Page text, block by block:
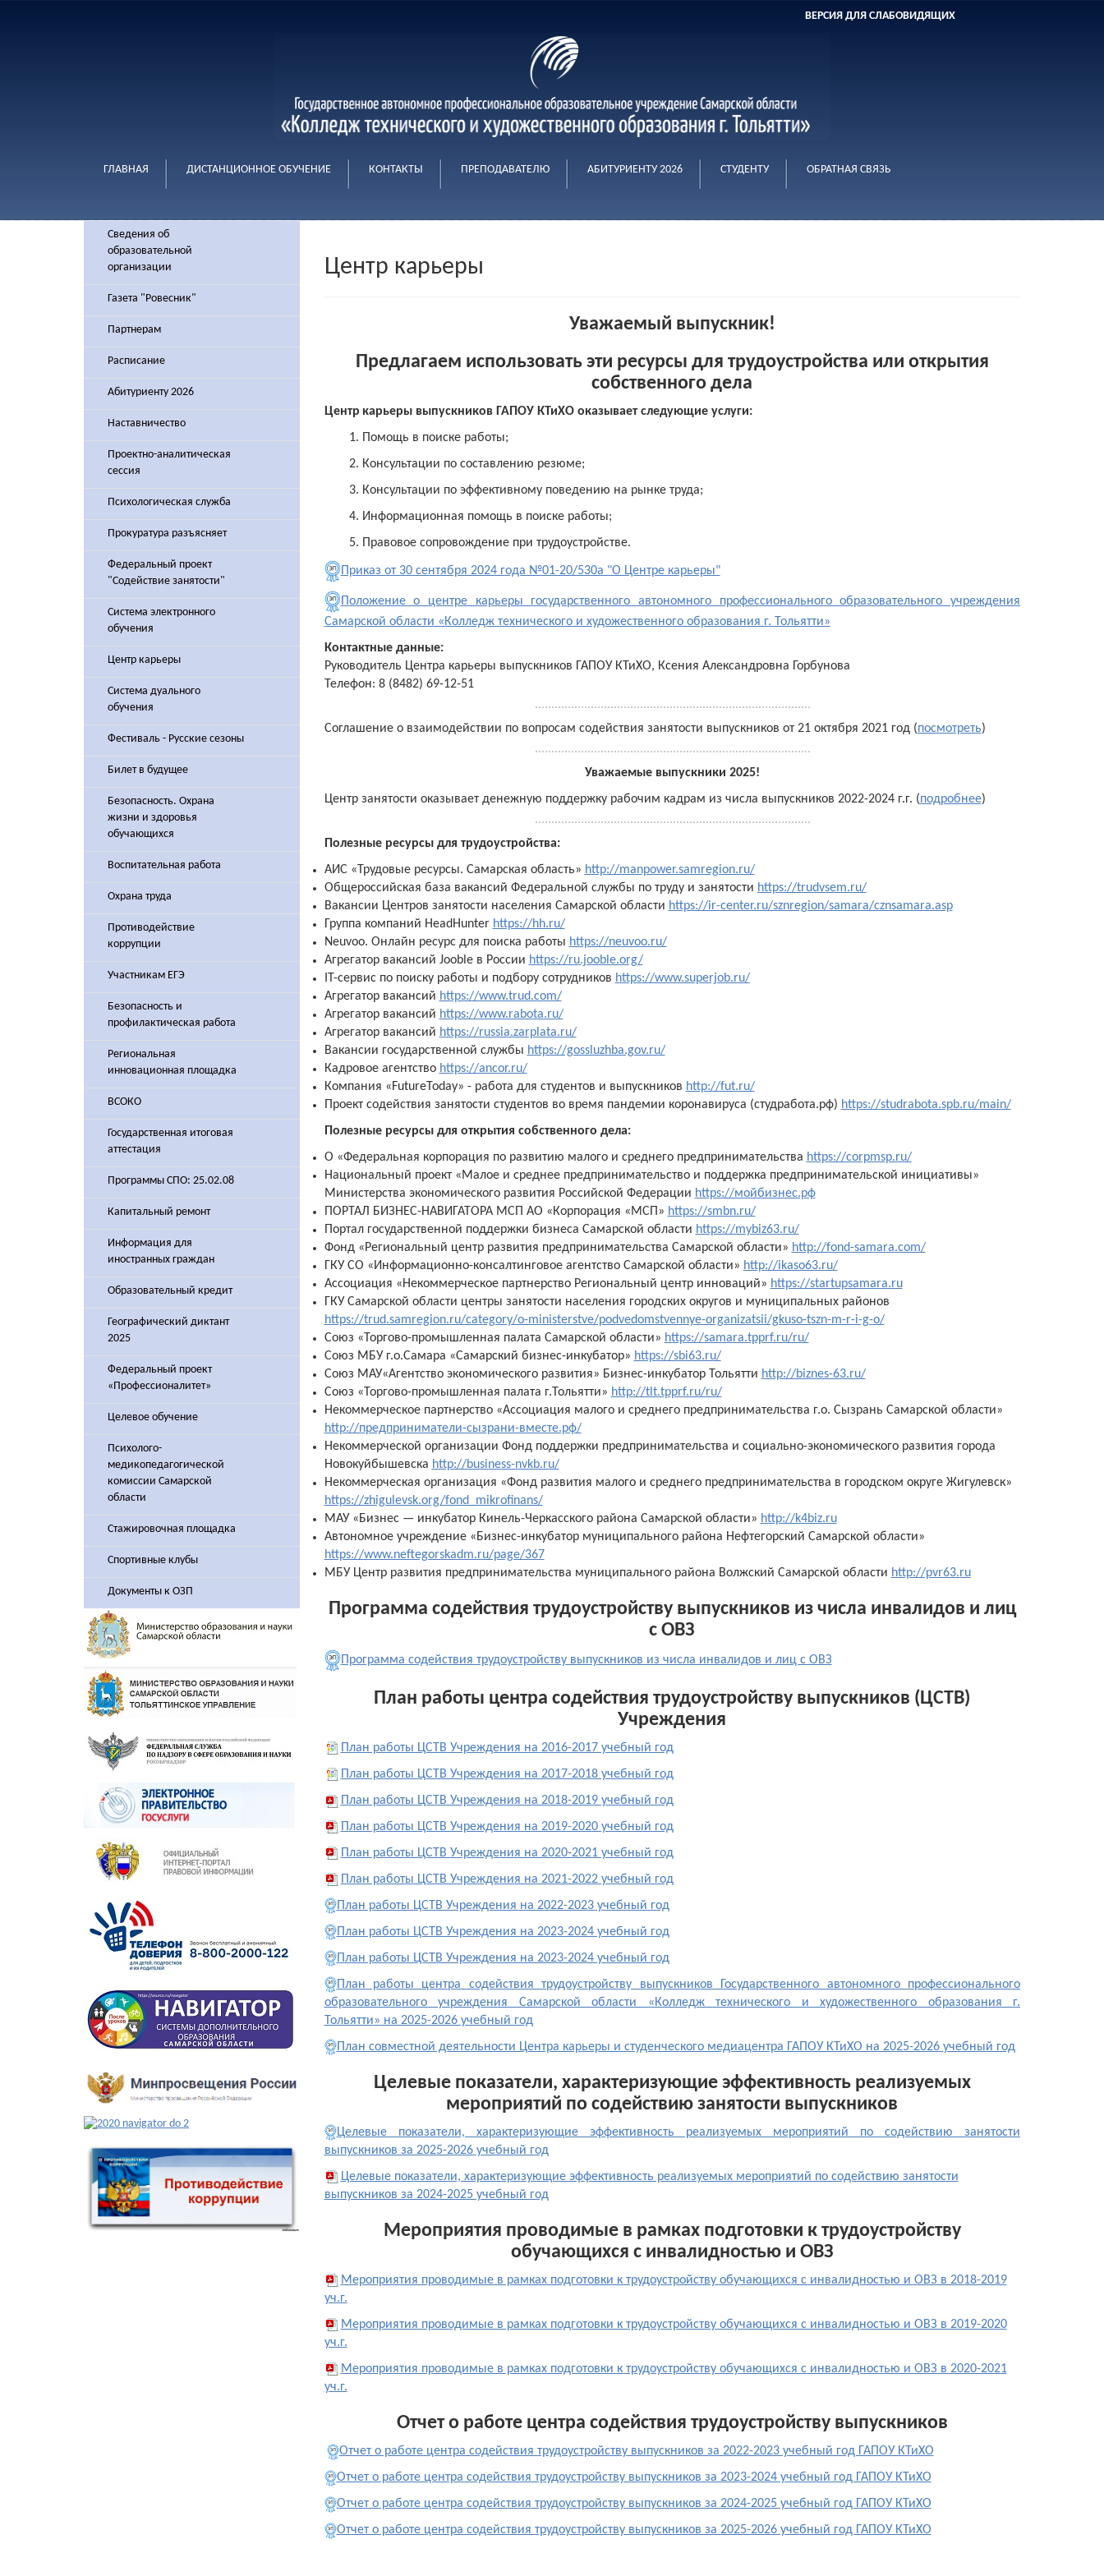
ВЕРСИЯ ДЛЯ СЛАБОВИДЯЩИХ
ГЛАВНАЯ ДИСТАНЦИОННОЕ ОБУЧЕНИЕ КОНТАКТЫ ПРЕПОДАВАТЕЛЮ АБИТУРИЕНТУ 2026 СТУДЕНТУ ОБРАТНАЯ СВЯЗЬ
Сведения об
образовательной
организации
Газета "Ровесник"
Партнерам
Расписание
Абитуриенту 2026
Наставничество
Проектно-аналитическая
сессия
Психологическая служба
Прокуратура разъясняет
Федеральный проект
"Содействие занятости"
Система электронного
обучения
Центр карьеры
Система дуального
обучения
Фестиваль - Русские сезоны
Билет в будущее
Безопасность. Охрана
жизни и здоровья
обучающихся
Воспитательная работа
Охрана труда
Противодействие
коррупции
Участникам ЕГЭ
Безопасность и
профилактическая работа
Региональная
инновационная площадка
ВСОКО
Государственная итоговая
аттестация
Программы СПО: 25.02.08
Капитальный ремонт
Информация для
иностранных граждан
Образовательный кредит
Географический диктант
2025
Федеральный проект
«Профессионалитет»
Целевое обучение
Психолого-
медикопедагогической
комиссии Самарской
области
Стажировочная площадка
Спортивные клубы
Документы к ОЗП
Центр карьеры
Уважаемый выпускник!
Предлагаем использовать эти ресурсы для трудоустройства или открытия
собственного дела
Центр карьеры выпускников ГАПОУ КТиХО оказывает следующие услуги:
1. Помощь в поиске работы;
2. Консультации по составлению резюме;
3. Консультации по эффективному поведению на рынке труда;
4. Информационная помощь в поиске работы;
5. Правовое сопровождение при трудоустройстве.
Приказ от 30 сентября 2024 года №01-20/530а "О Центре карьеры"
Положение о центре карьеры государственного автономного профессионального образовательного учреждения
Самарской области «Колледж технического и художественного образования г. Тольятти»
Контактные данные:
Руководитель Центра карьеры выпускников ГАПОУ КТиХО, Ксения Александровна Горбунова
Телефон: 8 (8482) 69-12-51
Соглашение о взаимодействии по вопросам содействия занятости выпускников от 21 октября 2021 год (посмотреть)
Уважаемые выпускники 2025!
Центр занятости оказывает денежную поддержку рабочим кадрам из числа выпускников 2022-2024 г.г. (подробнее)
Полезные ресурсы для трудоустройства:
АИС «Трудовые ресурсы. Самарская область» http://manpower.samregion.ru/
Общероссийская база вакансий Федеральной службы по труду и занятости https://trudvsem.ru/
Вакансии Центров занятости населения Самарской области https://ir-center.ru/sznregion/samara/cznsamara.asp
Группа компаний HeadHunter https://hh.ru/
Neuvoo. Онлайн ресурс для поиска работы https://neuvoo.ru/
Агрегатор вакансий Jooble в России https://ru.jooble.org/
IT-сервис по поиску работы и подбору сотрудников https://www.superjob.ru/
Агрегатор вакансий https://www.trud.com/
Агрегатор вакансий https://www.rabota.ru/
Агрегатор вакансий https://russia.zarplata.ru/
Вакансии государственной службы https://gossluzhba.gov.ru/
Кадровое агентство https://ancor.ru/
Компания «FutureToday» - работа для студентов и выпускников http://fut.ru/
Проект содействия занятости студентов во время пандемии коронавируса (студработа.рф) https://studrabota.spb.ru/main/
Полезные ресурсы для открытия собственного дела:
О «Федеральная корпорация по развитию малого и среднего предпринимательства https://corpmsp.ru/
Национальный проект «Малое и среднее предпринимательство и поддержка предпринимательской инициативы»
Министерства экономического развития Российской Федерации https://мойбизнес.рф
ПОРТАЛ БИЗНЕС-НАВИГАТОРА МСП АО «Корпорация «МСП» https://smbn.ru/
Портал государственной поддержки бизнеса Самарской области https://mybiz63.ru/
Фонд «Региональный центр развития предпринимательства Самарской области» http://fond-samara.com/
ГКУ СО «Информационно-консалтинговое агентство Самарской области» http://ikaso63.ru/
Ассоциация «Некоммерческое партнерство Региональный центр инноваций» https://startupsamara.ru
ГКУ Самарской области центры занятости населения городских округов и муниципальных районов
https://trud.samregion.ru/category/o-ministerstve/podvedomstvennye-organizatsii/gkuso-tszn-m-r-i-g-o/
Союз «Торгово-промышленная палата Самарской области» https://samara.tpprf.ru/ru/
Союз МБУ г.о.Самара «Самарский бизнес-инкубатор» https://sbi63.ru/
Союз МАУ«Агентство экономического развития» Бизнес-инкубатор Тольятти http://biznes-63.ru/
Союз «Торгово-промышленная палата г.Тольятти» http://tlt.tpprf.ru/ru/
Некоммерческое партнерство «Ассоциация малого и среднего предпринимательства г.о. Сызрань Самарской области»
http://предприниматели-сызрани-вместе.рф/
Некоммерческой организации Фонд поддержки предпринимательства и социально-экономического развития города
Новокуйбышевска http://business-nvkb.ru/
Некоммерческая организация «Фонд развития малого и среднего предпринимательства в городском округе Жигулевск»
https://zhigulevsk.org/fond_mikrofinans/
МАУ «Бизнес — инкубатор Кинель-Черкасского района Самарской области» http://k4biz.ru
Автономное учреждение «Бизнес-инкубатор муниципального района Нефтегорский Самарской области»
https://www.neftegorskadm.ru/page/367
МБУ Центр развития предпринимательства муниципального района Волжский Самарской области http://pvr63.ru
Программа содействия трудоустройству выпускников из числа инвалидов и лиц
с ОВЗ
Программа содействия трудоустройству выпускников из числа инвалидов и лиц с ОВЗ
План работы центра содействия трудоустройству выпускников (ЦСТВ)
Учреждения
План работы ЦСТВ Учреждения на 2016-2017 учебный год
План работы ЦСТВ Учреждения на 2017-2018 учебный год
План работы ЦСТВ Учреждения на 2018-2019 учебный год
План работы ЦСТВ Учреждения на 2019-2020 учебный год
План работы ЦСТВ Учреждения на 2020-2021 учебный год
План работы ЦСТВ Учреждения на 2021-2022 учебный год
План работы ЦСТВ Учреждения на 2022-2023 учебный год
План работы ЦСТВ Учреждения на 2023-2024 учебный год
План работы ЦСТВ Учреждения на 2023-2024 учебный год
План работы центра содействия трудоустройству выпускников Государственного автономного профессионального
образовательного учреждения Самарской области «Колледж технического и художественного образования г.
Тольятти» на 2025-2026 учебный год
План совместной деятельности Центра карьеры и студенческого медиацентра ГАПОУ КТиХО на 2025-2026 учебный год
Целевые показатели, характеризующие эффективность реализуемых
мероприятий по содействию занятости выпускников
Целевые показатели, характеризующие эффективность реализуемых мероприятий по содействию занятости
выпускников за 2025-2026 учебный год
Целевые показатели, характеризующие эффективность реализуемых мероприятий по содействию занятости
выпускников за 2024-2025 учебный год
Мероприятия проводимые в рамках подготовки к трудоустройству
обучающихся с инвалидностью и ОВЗ
Мероприятия проводимые в рамках подготовки к трудоустройству обучающихся с инвалидностью и ОВЗ в 2018-2019
уч.г.
Мероприятия проводимые в рамках подготовки к трудоустройству обучающихся с инвалидностью и ОВЗ в 2019-2020
уч.г.
Мероприятия проводимые в рамках подготовки к трудоустройству обучающихся с инвалидностью и ОВЗ в 2020-2021
уч.г.
Отчет о работе центра содействия трудоустройству выпускников
Отчет о работе центра содействия трудоустройству выпускников за 2022-2023 учебный год ГАПОУ КТиХО
Отчет о работе центра содействия трудоустройству выпускников за 2023-2024 учебный год ГАПОУ КТиХО
Отчет о работе центра содействия трудоустройству выпускников за 2024-2025 учебный год ГАПОУ КТиХО
Отчет о работе центра содействия трудоустройству выпускников за 2025-2026 учебный год ГАПОУ КТиХО